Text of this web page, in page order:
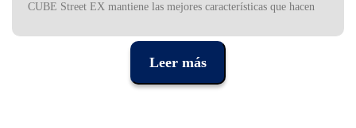
CUBE Street EX mantiene las mejores características que hacen
portátiles e incluso agrega nuevas especificaciones para un
Con un peso de 7,4 kilogramos, el Roland CUBE Street EX tiene
Leer más